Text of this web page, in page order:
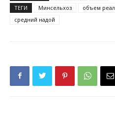
ТЕГИ
Минсельхоз
объем
средний надой